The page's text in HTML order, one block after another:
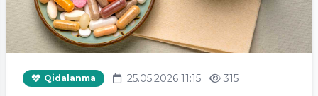
Qidalanma 25.05.2026 11:15 315